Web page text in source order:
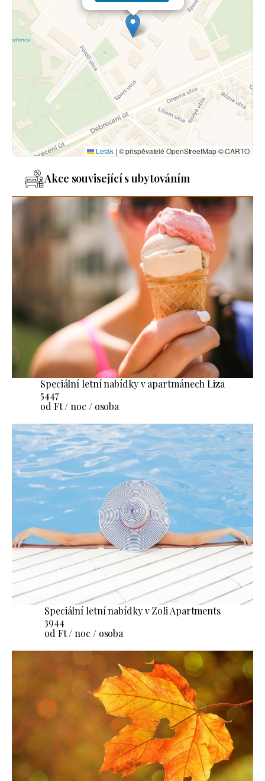
Leták | © přispěvatelé OpenStreetMap © CARTO
Akce související s ubytováním
Speciální letní nabídky v apartmánech Liza
5447
od Ft / noc / osoba
Speciální letní nabídky v Zoli Apartments
3944
od Ft / noc / osoba